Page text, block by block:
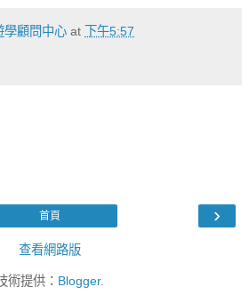
學顧問中心 at 下午5:57
›
首頁
查看網路版
術提供： Blogger.